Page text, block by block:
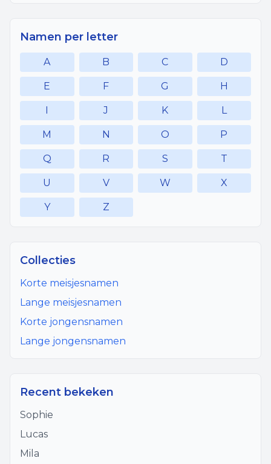
Namen per letter
A B C D
E F G H
I J K L
M N O P
Q R S T
U V W X
Y Z
Collecties
Korte meisjesnamen
Lange meisjesnamen
Korte jongensnamen
Lange jongensnamen
Recent bekeken
Sophie
Lucas
Mila